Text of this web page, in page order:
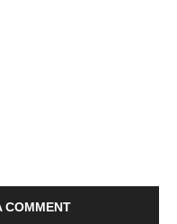
COMMENT